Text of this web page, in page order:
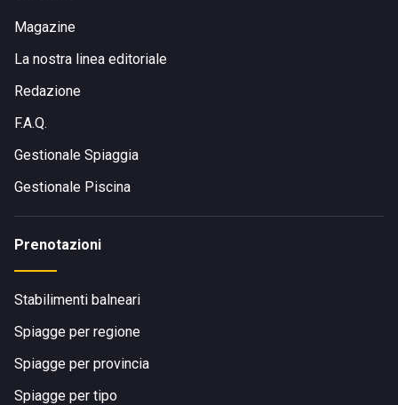
Magazine
La nostra linea editoriale
Redazione
F.A.Q.
Gestionale Spiaggia
Gestionale Piscina
Prenotazioni
Stabilimenti balneari
Spiagge per regione
Spiagge per provincia
Spiagge per tipo